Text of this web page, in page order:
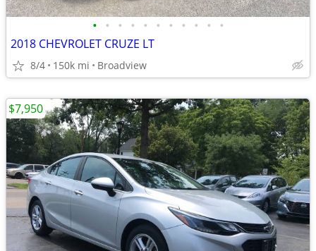
• • • • • • • • • • •
2018 CHEVROLET CRUZE LT
8/4 150k mi Broadview
$7,950